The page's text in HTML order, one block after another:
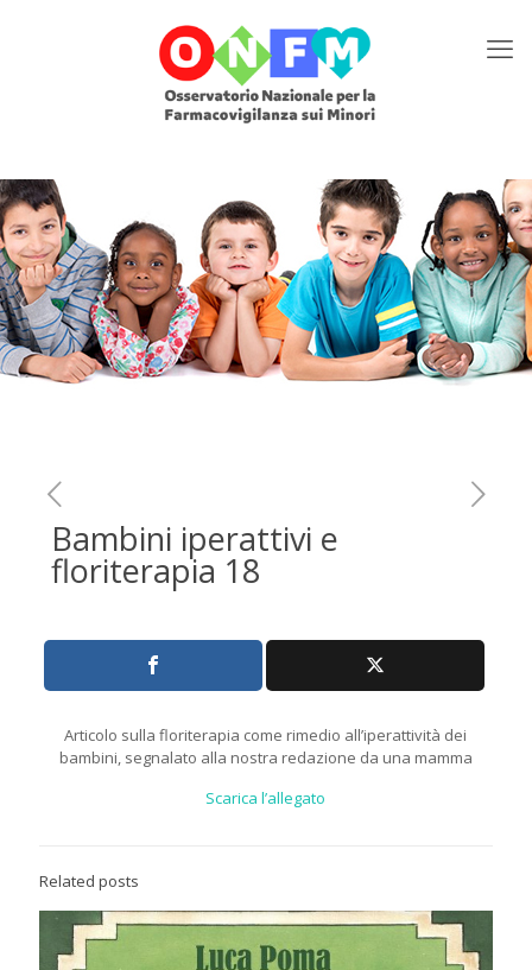
Bambini iperattivi e
floriterapia 18
Articolo sulla floriterapia come rimedio all’iperattività dei
bambini, segnalato alla nostra redazione da una mamma
Scarica l’allegato
Related posts